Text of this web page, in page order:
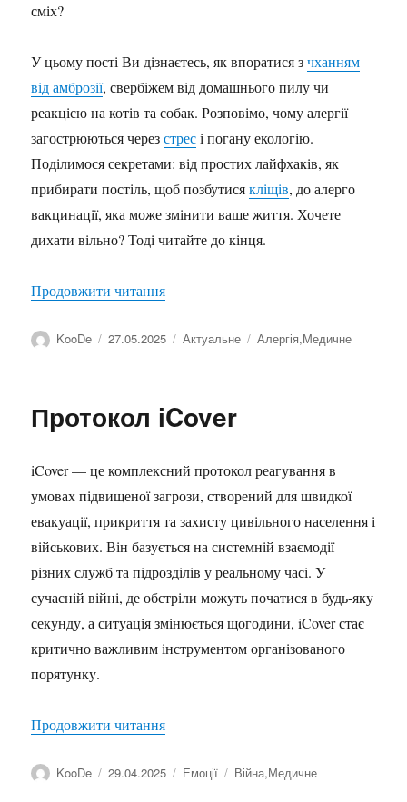
сміх?
У цьому пості Ви дізнаєтесь, як впоратися зчханням
від амброзії, свербіжем від домашнього пилу чи
реакцією на котів та собак. Розповімо, чому алергії
загострюються черезстресі погану екологію.
Поділимося секретами: від простих лайфхаків, як
прибирати постіль, щоб позбутисякліщів, до алерго
вакцинації, яка може змінити ваше життя. Хочете
дихати вільно? Тоді читайте до кінця.
Продовжити читання“Алергія”
Автор
KooDe Оприлюднено
27.05.2025 Категорії
Актуальне Позначки
Алергія,Медичне
Протокол iCover
iCover — це комплексний протокол реагування в
умовах підвищеної загрози, створений для швидкої
евакуації, прикриття та захисту цивільного населення і
військових. Він базується на системній взаємодії
різних служб та підрозділів у реальному часі. У
сучасній війні, де обстріли можуть початися в будь-яку
секунду, а ситуація змінюється щогодини, iCover стає
критично важливим інструментом організованого
порятунку.
Продовжити читання“Протокол iCover”
Автор
KooDe Оприлюднено
29.04.2025 Категорії
Емоції Позначки
Війна,Медичне